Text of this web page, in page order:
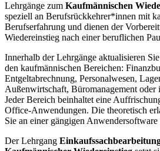
Lehrgänge zum Kaufmännischen
speziell an Berufsrückkehrer*innen mit
Berufserfahrung und dienen der
Wiedereinstieg nach einer beruflichen
Innerhalb der Lehrgänge aktualisieren
den kaufmännischen Bereichen:
Entgeltabrechnung, Personalwesen,
Außenwirtschaft, Büromanagement oder
Jeder Bereich beinhaltet eine
Office-Anwendungen. Die theoretisch
Sie an einer gängigen Anwendersoftware
Der Lehrgang